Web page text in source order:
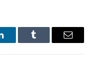
Tumblr Email